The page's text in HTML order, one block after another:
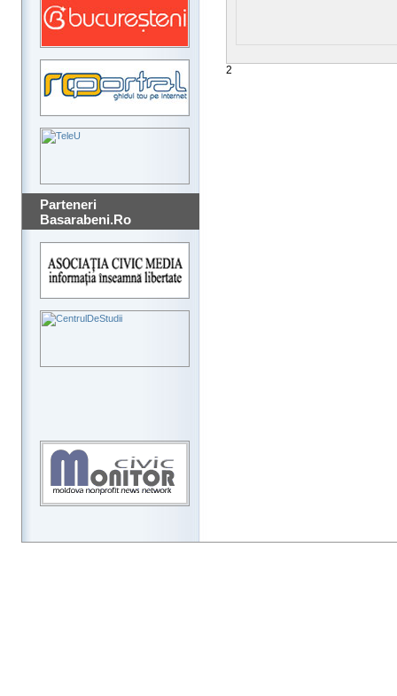
Parteneri
Basarabeni.Ro
2